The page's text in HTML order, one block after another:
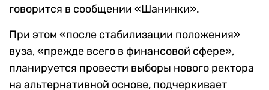
говорится в сообщении «Шанинки».
При этом «после стабилизации положения»
вуза, «прежде всего в финансовой сфере»,
планируется провести выборы нового ректора
на альтернативной основе, подчеркивает